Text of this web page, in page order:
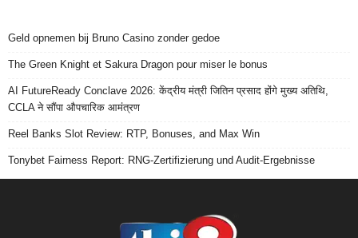
Geld opnemen bij Bruno Casino zonder gedoe
The Green Knight et Sakura Dragon pour miser le bonus
AI FutureReady Conclave 2026: केंद्रीय मंत्री जितिन प्रसाद होंगे मुख्य अतिथि,
CCLA ने सौंपा औपचारिक आमंत्रण
Reel Banks Slot Review: RTP, Bonuses, and Max Win
Tonybet Fairness Report: RNG-Zertifizierung und Audit-Ergebnisse